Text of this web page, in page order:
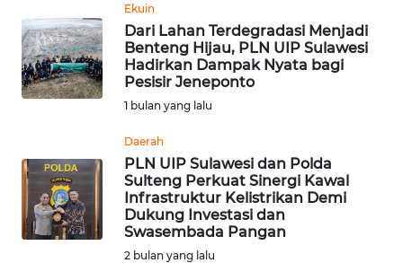
Ekuin
Dari Lahan Terdegradasi Menjadi
Benteng Hijau, PLN UIP Sulawesi
Hadirkan Dampak Nyata bagi
Pesisir Jeneponto
1 bulan yang lalu
Daerah
PLN UIP Sulawesi dan Polda
Sulteng Perkuat Sinergi Kawal
Infrastruktur Kelistrikan Demi
Dukung Investasi dan
Swasembada Pangan
2 bulan yang lalu
WN
SULTRA
WN
WN
SULTENG
WN
SULBAR